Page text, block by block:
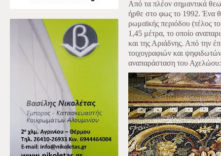
Από τα πλέον σημαντικά
ήρθε στο φως το 1992. Ένα
ρωμαϊκής περιόδου (τέλος
1,45 μέτρα, το οποίο
και της Αριάδνης. Από την
τοιχογραφιών και
αναπαράσταση του Αχελώου: